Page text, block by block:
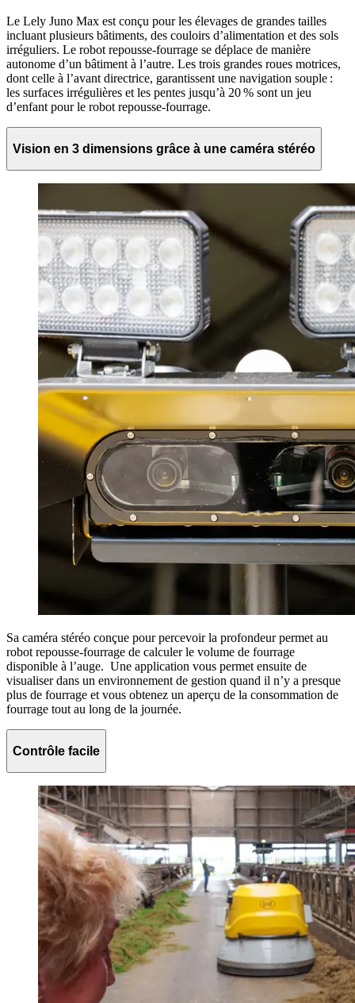
Le Lely Juno Max est conçu pour les élevages de grandes tailles
incluant plusieurs bâtiments, des couloirs d’alimentation et des sols
irréguliers. Le robot repousse-fourrage se déplace de manière
autonome d’un bâtiment à l’autre. Les trois grandes roues motrices,
dont celle à l’avant directrice, garantissent une navigation souple :
les surfaces irrégulières et les pentes jusqu’à 20 % sont un jeu
d’enfant pour le robot repousse-fourrage.
Vision en 3 dimensions grâce à une caméra stéréo
Sa caméra stéréo conçue pour percevoir la profondeur permet au
robot repousse-fourrage de calculer le volume de fourrage
disponible à l’auge. Une application vous permet ensuite de
visualiser dans un environnement de gestion quand il n’y a presque
plus de fourrage et vous obtenez un aperçu de la consommation de
fourrage tout au long de la journée.
Contrôle facile